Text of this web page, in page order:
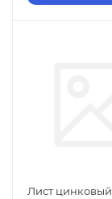
Лист цинковый